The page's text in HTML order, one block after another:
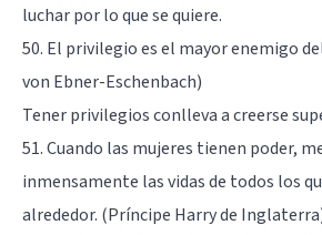
luchar por lo que se quiere.
50. El privilegio es el mayor enemigo
von Ebner-Eschenbach)
Tener privilegios conlleva a creerse
51. Cuando las mujeres tienen poder,
inmensamente las vidas de todos los
alrededor. (Príncipe Harry de